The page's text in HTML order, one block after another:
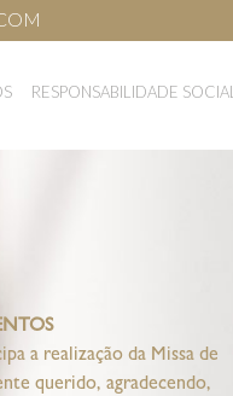
RESPONSABILIDADE SOCIAL
a realização da Missa de
querido, agradecendo,